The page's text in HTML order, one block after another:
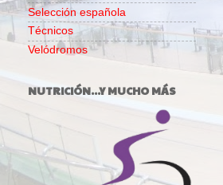
Selección española
Técnicos
Velódromos
NUTRICIÓN...Y MUCHO MÁS